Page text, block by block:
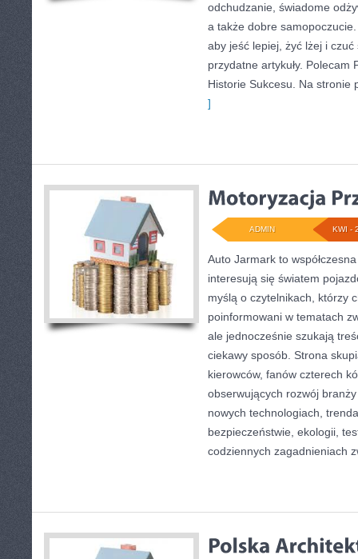
odchudzanie, świadome
a także dobre
aby jeść lepiej, żyć lżej i
przydatne artykuły. Polecam
Historie Sukcesu. Na stronie
]
KWI -
ADMIN
Auto Jarmark to
interesują się światem
myślą o czytelnikach, którzy
poinformowani w tematach
ale jednocześnie szukają
ciekawy sposób. Strona
kierowców, fanów czterech
obserwujących rozwój
nowych technologiach,
bezpieczeństwie, ekologii,
codziennych zagadnieniach